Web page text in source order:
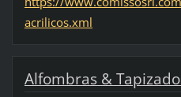
acrilicos.xml
Alfombras &